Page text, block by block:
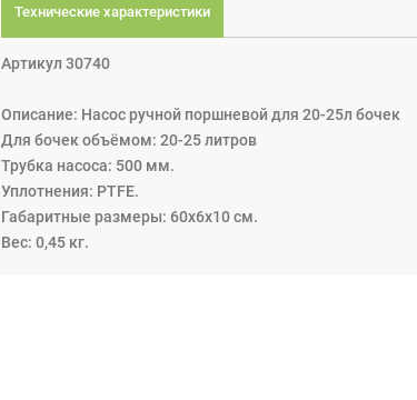
Технические характеристики
Артикул 30740
Описание: Насос ручной поршневой для 20-25л бочек
Для бочек объёмом: 20-25 литров
Трубка насоса: 500 мм.
Уплотнения: PTFE.
Габаритные размеры: 60x6x10 см.
Вес: 0,45 кг.